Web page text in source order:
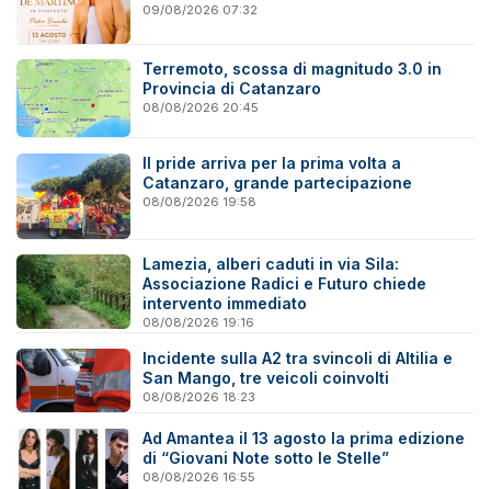
09/08/2026 07:32
Terremoto, scossa di magnitudo 3.0 in
Provincia di Catanzaro
08/08/2026 20:45
Il pride arriva per la prima volta a
Catanzaro, grande partecipazione
08/08/2026 19:58
Lamezia, alberi caduti in via Sila:
Associazione Radici e Futuro chiede
intervento immediato
08/08/2026 19:16
Incidente sulla A2 tra svincoli di Altilia e
San Mango, tre veicoli coinvolti
08/08/2026 18:23
Ad Amantea il 13 agosto la prima edizione
di “Giovani Note sotto le Stelle”
08/08/2026 16:55